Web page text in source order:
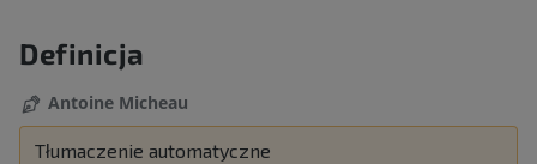
Definicja
Antoine Micheau
Tłumaczenie automatyczne